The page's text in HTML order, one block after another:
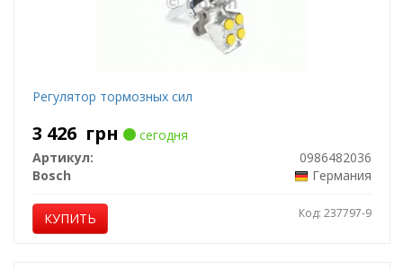
Регулятор тормозных сил
3 426 грн
сегодня
Артикул:
0986482036
Bosch
Германия
КУПИТЬ Код: 237797-9